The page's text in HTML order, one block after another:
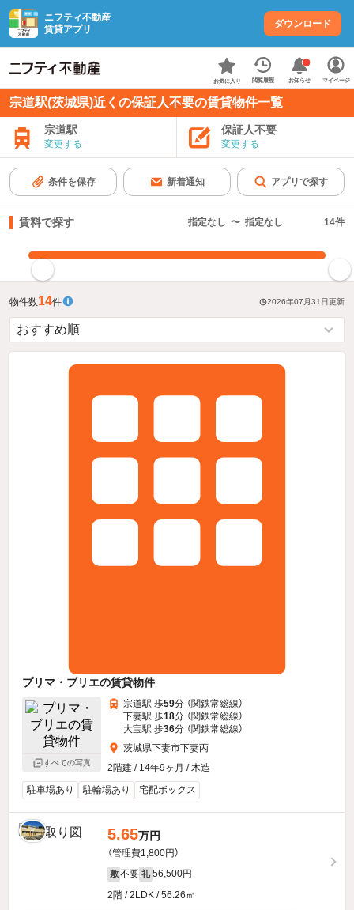
ニフティ不動産
賃貸アプリ
ダウンロード
お気に入り 閲覧履歴 お知らせ マイページ
宗道駅(茨城県)近くの保証人不要の賃貸物件一覧
宗道駅
変更する
保証人不要
変更する
条件を保存 新着通知 アプリで探す
賃料で探す 指定なし 〜 指定なし 14件
物件数14件 2026年07月31日更新
プリマ・ブリエの賃貸物件
すべての写真
宗道駅 歩59分 （関鉄常総線）
下妻駅 歩18分 （関鉄常総線）
大宝駅 歩36分 （関鉄常総線）
茨城県下妻市下妻丙
2階建 / 14年9ヶ月 / 木造
駐車場あり
駐輪場あり 宅配ボックス
5.65万円
（管理費1,800円）
敷 不要 礼 56,500円
2階 / 2LDK / 56.26㎡